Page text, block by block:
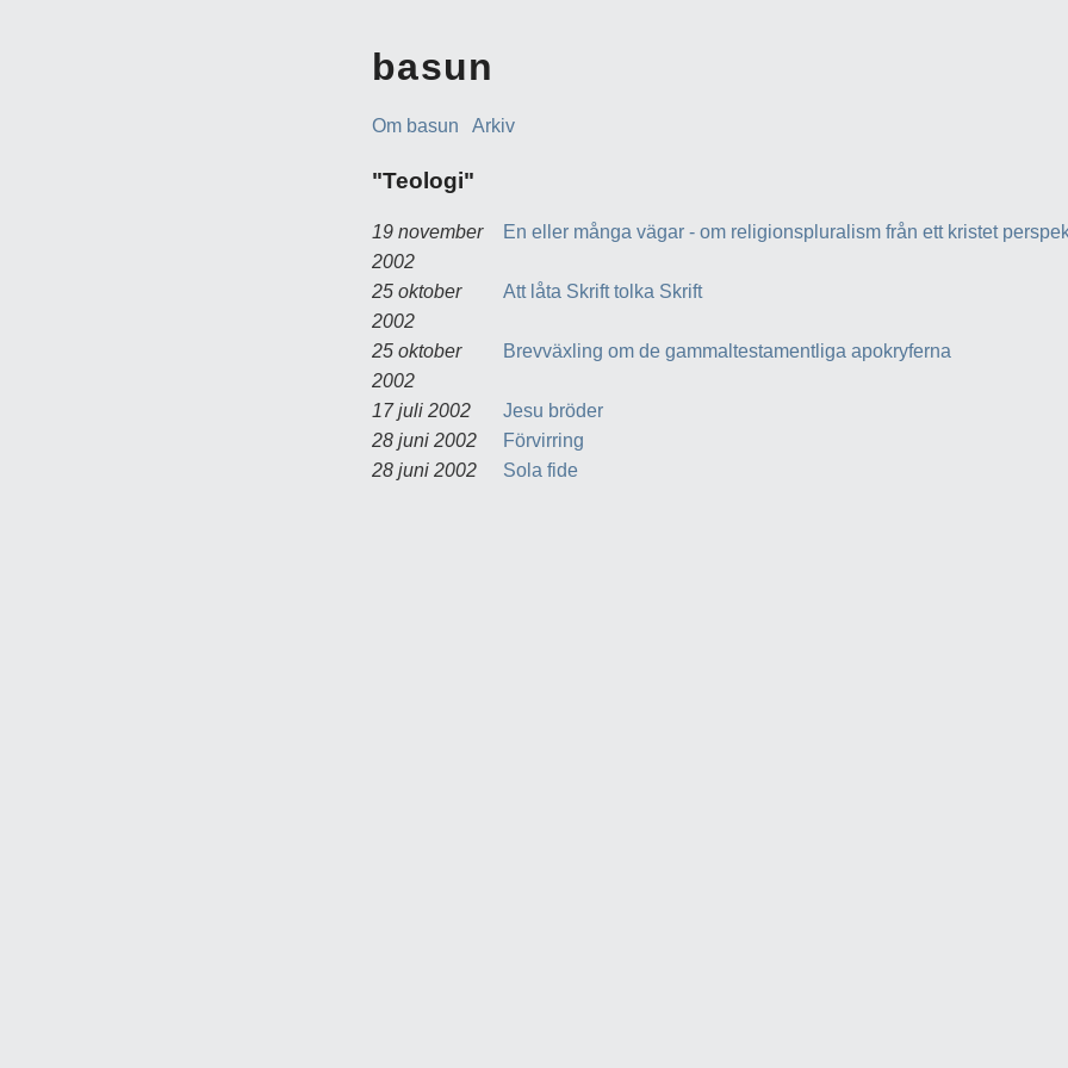
basun
Om basun Arkiv
"Teologi"
19 november
2002
En eller många vägar - om religionspluralism från ett kristet
25 oktober
2002
Att låta Skrift tolka Skrift
25 oktober
2002
Brevväxling om de gammaltestamentliga apokryferna
17 juli 2002
Jesu bröder
28 juni 2002
Förvirring
28 juni 2002
Sola fide